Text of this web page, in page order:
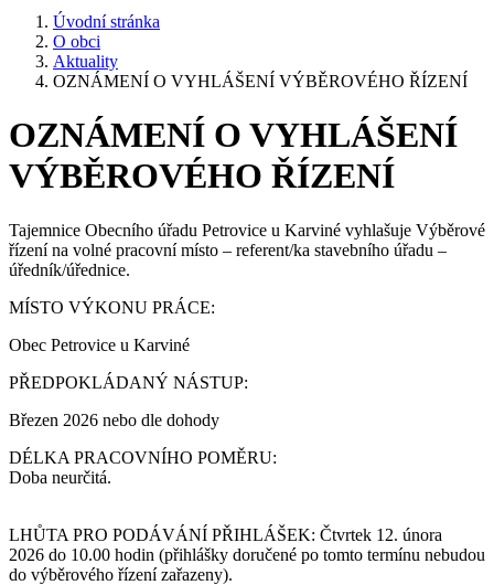
Úvodní stránka
O obci
Aktuality
OZNÁMENÍ O VYHLÁŠENÍ VÝBĚROVÉHO ŘÍZENÍ
OZNÁMENÍ O VYHLÁŠENÍ
VÝBĚROVÉHO ŘÍZENÍ
Tajemnice Obecního úřadu Petrovice u Karviné vyhlašuje Výběrové
řízení na volné pracovní místo – referent/ka stavebního úřadu –
úředník/úřednice.
MÍSTO VÝKONU PRÁCE:
Obec Petrovice u Karviné
PŘEDPOKLÁDANÝ NÁSTUP:
Březen 2026 nebo dle dohody
DÉLKA PRACOVNÍHO POMĚRU:
Doba neurčitá.
LHŮTA PRO PODÁVÁNÍ PŘIHLÁŠEK: Čtvrtek 12. února
2026 do 10.00 hodin (přihlášky doručené po tomto termínu nebudou
do výběrového řízení zařazeny).